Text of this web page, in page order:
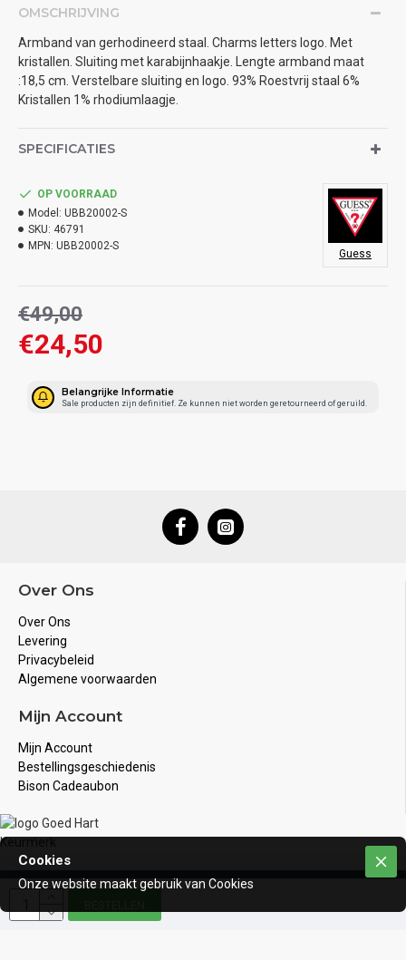
OMSCHRIJVING
Armband van gerhodineerd staal. Charms letters logo. Met
kristallen. Sluiting met karabijnhaakje. Lengte armband maat
:18,5 cm. Verstelbare sluiting en logo. 93% Roestvrij staal 6%
Kristallen 1% rhodiumlaagje.
SPECIFICATIES
€24,50
€49,00
OP VOORRAAD
Model: UBB20002-S
SKU: 46791
MPN: UBB20002-S
Guess
Belangrijke Informatie
Sale producten zijn definitief. Ze kunnen niet worden geretourneerd of geruild.
Over Ons
Over Ons
Levering
Privacybeleid
Algemene voorwaarden
Mijn Account
Mijn Account
Bestellingsgeschiedenis
Bison Cadeaubon
Cookies
Onze website maakt gebruik van Cookies